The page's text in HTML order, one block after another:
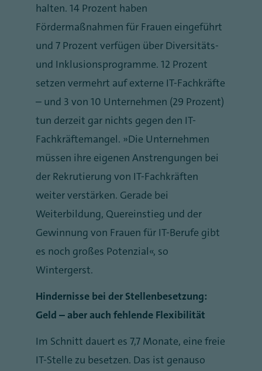
halten. 14 Prozent haben
Fördermaßnahmen für Frauen eingeführt
und 7 Prozent verfügen über Diversitäts-
und Inklusionsprogramme. 12 Prozent
setzen vermehrt auf externe IT-Fachkräfte
– und 3 von 10 Unternehmen (29 Prozent)
tun derzeit gar nichts gegen den IT-
Fachkräftemangel. „Die Unternehmen
müssen ihre eigenen Anstrengungen bei
der Rekrutierung von IT-Fachkräften
weiter verstärken. Gerade bei
Weiterbildung, Quereinstieg und der
Gewinnung von Frauen für IT-Berufe gibt
es noch großes Potenzial“, so
Wintergerst.
Hindernisse bei der Stellenbesetzung:
Geld – aber auch fehlende Flexibilität
Im Schnitt dauert es 7,7 Monate, eine freie
IT-Stelle zu besetzen. Das ist genauso